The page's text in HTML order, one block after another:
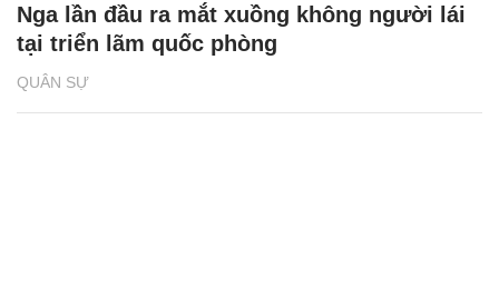
QUÂN SỰ
Nga lần đầu ra mắt xuồng không người lái
tại triển lãm quốc phòng